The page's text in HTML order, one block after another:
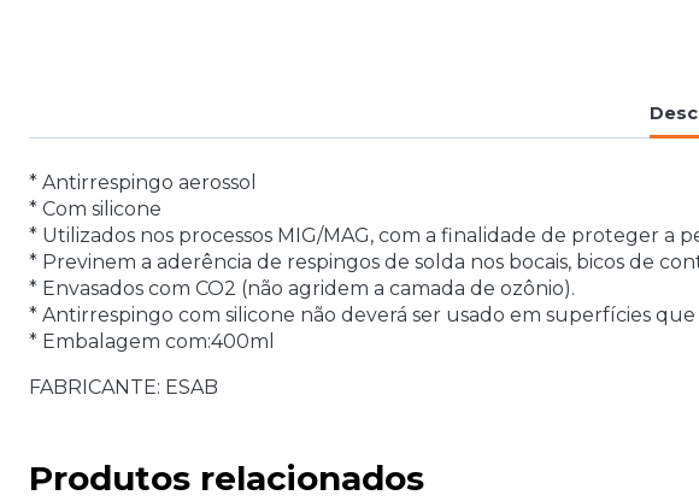
* Antirrespingo aerossol
* Com silicone
* Utilizados nos processos MIG/MAG, com a finalidade de proteger a
* Previnem a aderência de respingos de solda nos bocais, bicos de
* Envasados com CO2 (não agridem a camada de ozônio).
* Antirrespingo com silicone não deverá ser usado em superfícies
* Embalagem com:400ml
FABRICANTE: ESAB
Produtos relacionados